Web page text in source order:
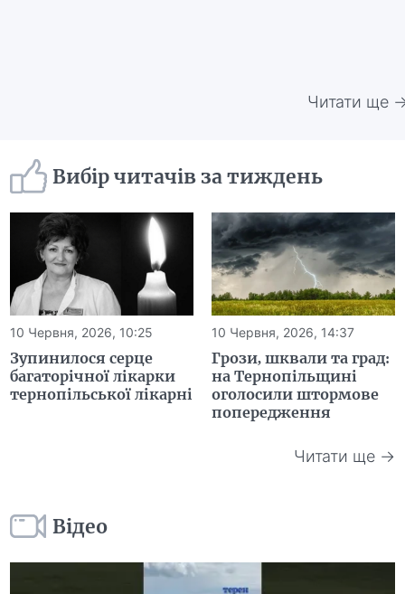
Читати ще
Вибір читачів за тиждень
10 Червня, 2026, 10:25
Зупинилося серце
багаторічної лікарки
тернопільської лікарні
10 Червня, 2026, 14:37
Грози, шквали та град:
на Тернопільщині
оголосили штормове
попередження
Читати ще →
Відео